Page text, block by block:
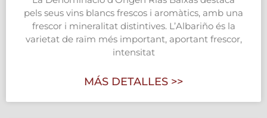
pels seus vins blancs frescos i aromàtics, amb una
frescor i mineralitat distintives. L’Albariño és la
varietat de raïm més important, aportant frescor,
intensitat
MÁS DETALLES >>